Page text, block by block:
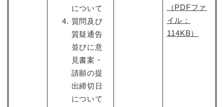
について
質問及び
質疑通告
並びに意
見書案・
請願の提
出締切日
について
（PDFファ
イル：
114KB）